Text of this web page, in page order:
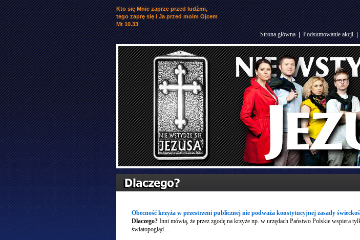
Kto się Mnie zaprze przed ludźmi,
tego zaprę się i Ja przed moim Ojcem
Mt 10.33
Strona główna|Podsumowanie akcji
Obecność krzyża w przestrzeni publicznej nie podważa konstytucyjnej zasady
Dlaczego? Inni mówią, że przez zgodę na krzyże np. w urzędach Państwo Polskie wspiera
światopogląd…